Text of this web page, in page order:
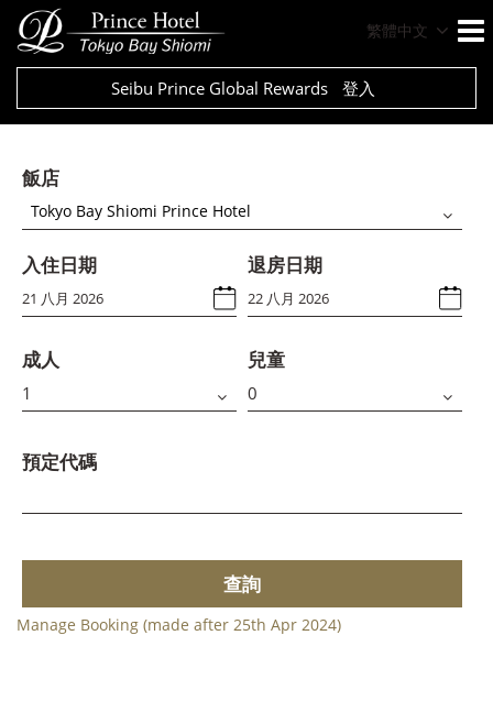
繁體中文
Seibu Prince Global Rewards 登入
飯店
Tokyo Bay Shiomi Prince Hotel
入住日期 退房日期
成人 兒童
預定代碼
查詢
Manage Booking (made after 25th Apr 2024)